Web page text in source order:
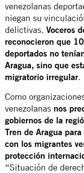
venezolanas
niegan su
delictivas. Voceros
reconocieron que
deportados no
Aragua, sino que
migratorio irregular.
Como
venezolanas nos
gobiernos de la
Tren de Aragua
con los migrantes
protección
“Situación de